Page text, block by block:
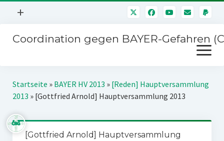
Menü
+
Mitmachen
Über uns
Kontakt
Impressum
Coordination gegen BAYER-Gefahren
Menü
öffnen
Kampagnen
BAYER-Hauptversammlungen
Stichwort BAYER
Startseite » BAYER HV 2013 » [Reden] Hauptversammlung
2013 » [Gottfried Arnold] Hauptversammlung 2013
[Gottfried Arnold] Hauptversammlung